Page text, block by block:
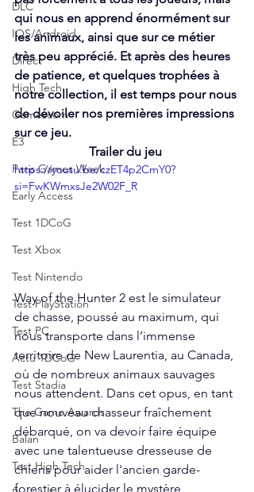
DLC
IOS/Android
Direct
High Tech
Gamescom
E3
Paris Games Week
Early Access
Test 1DCoG
Test Xbox
Test Nintendo
Test PlayStation
Test PC
Actu 1DCoG
Test Stadia
The Game Awards
Balan
Test High Tech
qui nous en apprend énormément sur
les animaux, ainsi que sur ce métier
très peu apprécié. Et après des heures
de patience, et quelques trophées à
notre collection, il est temps pour nous
de dévoiler nos premières impressions
sur ce jeu.
Trailer du jeu
https://youtu.be/czET4p2CmY0?
si=FwKWmxsJe2W02F_R
Way of the Hunter 2 est le simulateur
de chasse, poussé au maximum, qui
nous transporte dans l’immense
territoire de New Laurentia, au Canada,
où de nombreux animaux sauvages
nous attendent. Dans cet opus, en tant
que nouveau chasseur fraîchement
débarqué, on va devoir faire équipe
avec une talentueuse dresseuse de
chiens pour aider l'ancien garde-
forestier à élucider le mystère